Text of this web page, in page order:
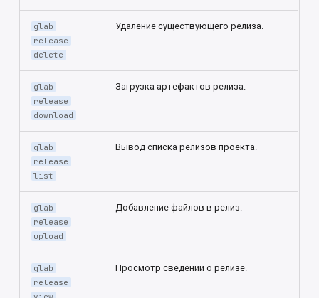
glab
release
delete
Удаление существующего релиза.
glab
release
download
Загрузка артефактов релиза.
glab
release
list
Вывод списка релизов проекта.
glab
release
upload
Добавление файлов в релиз.
glab
release
Просмотр сведений о релизе.